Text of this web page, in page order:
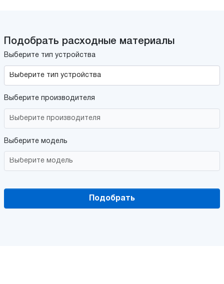
Подобрать расходные материалы
Выберите тип устройства
Выберите производителя
Выберите модель
Подобрать